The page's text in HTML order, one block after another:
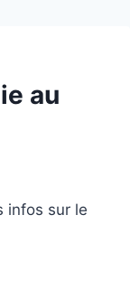
au
infos sur le